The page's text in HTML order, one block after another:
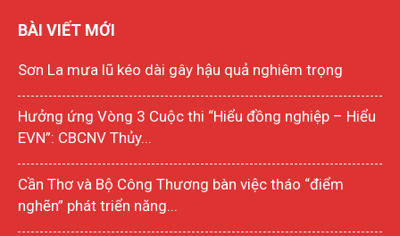
BÀI VIẾT MỚI
Sơn La mưa lũ kéo dài gây hậu quả nghiêm trọng
Hưởng ứng Vòng 3 Cuộc thi “Hiểu đồng nghiệp – Hiểu
EVN”: CBCNV Thủy...
Cần Thơ và Bộ Công Thương bàn việc tháo “điểm
nghẽn” phát triển năng...